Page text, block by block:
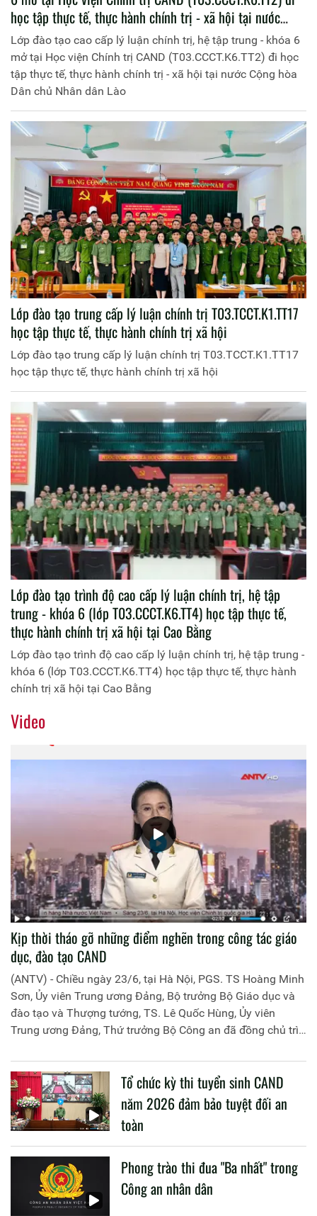
học tập thực tế, thực hành chính trị - xã hội tại nước
Cộng hòa Dân chủ Nhân dân Lào
Lớp đào tạo cao cấp lý luận chính trị, hệ tập trung - khóa 6
mở tại Học viện Chính trị CAND (T03.CCCT.K6.TT2) đi học
tập thực tế, thực hành chính trị - xã hội tại nước Cộng hòa
Dân chủ Nhân dân Lào
Lớp đào tạo trung cấp lý luận chính trị T03.TCCT.K1.TT17
học tập thực tế, thực hành chính trị xã hội
Lớp đào tạo trung cấp lý luận chính trị T03.TCCT.K1.TT17
học tập thực tế, thực hành chính trị xã hội
Lớp đào tạo trình độ cao cấp lý luận chính trị, hệ tập
trung - khóa 6 (lớp T03.CCCT.K6.TT4) học tập thực tế,
thực hành chính trị xã hội tại Cao Bằng
Lớp đào tạo trình độ cao cấp lý luận chính trị, hệ tập trung -
khóa 6 (lớp T03.CCCT.K6.TT4) học tập thực tế, thực hành
chính trị xã hội tại Cao Bằng
Video
Kịp thời tháo gỡ những điểm nghẽn trong công tác giáo
dục, đào tạo CAND
(ANTV) - Chiều ngày 23/6, tại Hà Nội, PGS. TS Hoàng Minh
Sơn, Ủy viên Trung ương Đảng, Bộ trưởng Bộ Giáo dục và
đào tạo và Thượng tướng, TS. Lê Quốc Hùng, Ủy viên
Trung ương Đảng, Thứ trưởng Bộ Công an đã đồng chủ trì
liên quan đến công tác giáo dục và đào tạo của lực lượng
CAND.
Tổ chức kỳ thi tuyển sinh CAND
năm 2026 đảm bảo tuyệt đối an
toàn
Phong trào thi đua "Ba nhất" trong
Công an nhân dân